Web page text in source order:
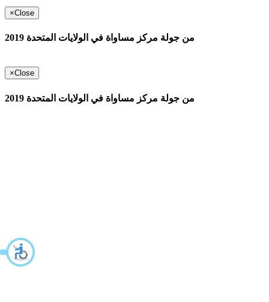
×Close
من جولة مركز مساواة في الولايات المتحدة 2019
×Close
من جولة مركز مساواة في الولايات المتحدة 2019